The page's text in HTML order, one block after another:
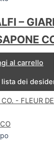
–
al carrello
dei